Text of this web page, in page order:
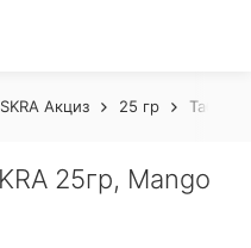
Акциз 25 гр Табак
25гр, Mango